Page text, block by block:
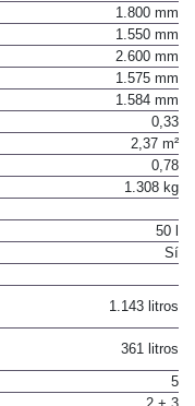
1.800 mm
1.550 mm
2.600 mm
1.575 mm
1.584 mm
0,33
2,37 m²
0,78
1.308 kg
50 l
Sí
1.143 litros
361 litros
5